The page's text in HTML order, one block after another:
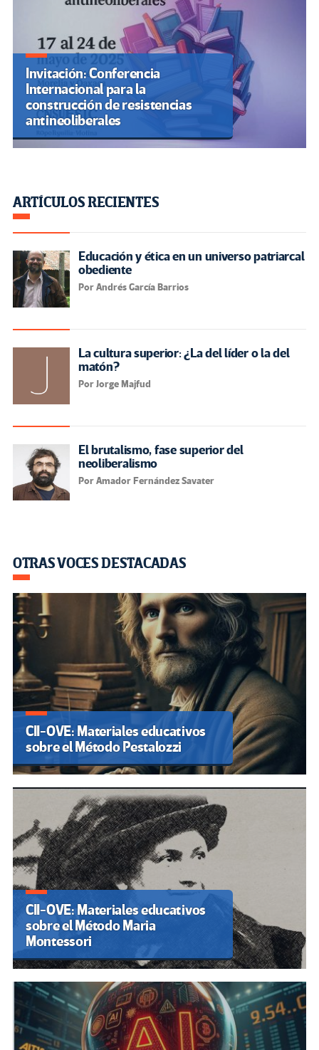
Invitación: Conferencia
Internacional para la
construcción de resistencias
antineoliberales
ARTÍCULOS RECIENTES
Educación y ética en un universo patriarcal
obediente
Por Andrés García Barrios
La cultura superior: ¿La del líder o la del
matón?
Por Jorge Majfud
El brutalismo, fase superior del
neoliberalismo
Por Amador Fernández Savater
OTRAS VOCES DESTACADAS
CII-OVE: Materiales educativos
sobre el Método Pestalozzi
CII-OVE: Materiales educativos
sobre el Método Maria
Montessori